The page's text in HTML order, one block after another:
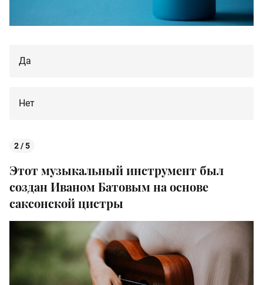
Да
Нет
2 / 5
Этот музыкальный инструмент был
создан Иваном Батовым на основе
саксонской цистры